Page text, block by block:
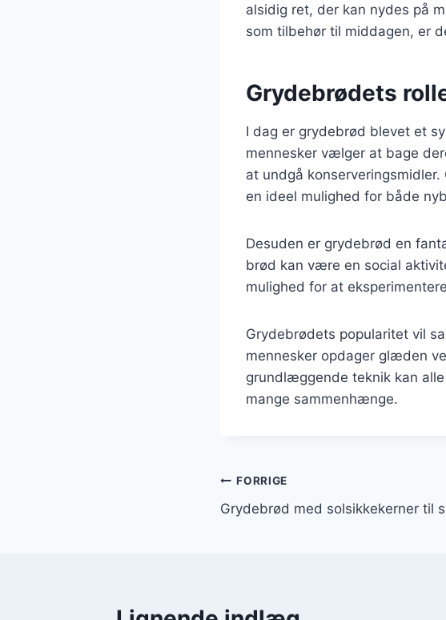
alsidig ret, der kan nydes på
som tilbehør til middagen, er
Grydebrødets
I dag er grydebrød blevet et
mennesker vælger at bage
at undgå
en ideel mulighed for både
Desuden er grydebrød en
brød kan være en social
mulighed for at
Grydebrødets popularitet vil
mennesker opdager glæden
grundlæggende teknik kan
mange sammenhænge.
Indlægsnavigation
FORRIGE
Grydebrød med solsikkekerner til